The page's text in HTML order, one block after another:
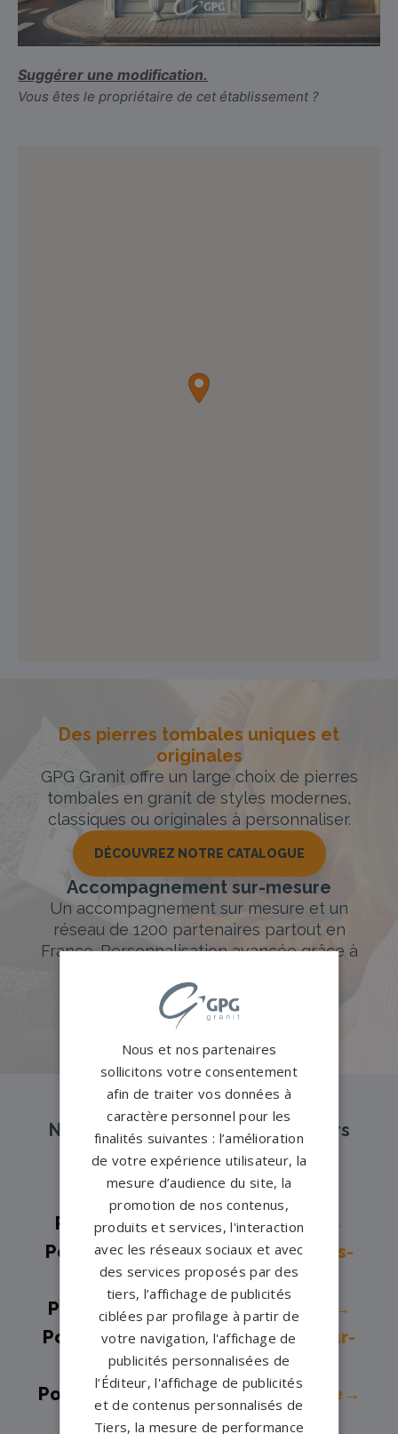
Suggérer une modification.
Vous êtes le propriétaire de cet établissement ?
Des pierres tombales uniques et
originales
GPG Granit offre un large choix de pierres
tombales en granit de styles modernes,
classiques ou originales à personnaliser.
DÉCOUVREZ NOTRE CATALOGUE
Accompagnement sur-mesure
Un accompagnement sur mesure et un
réseau de 1200 partenaires partout en
France. Personnalisation avancée grâce à
PERSONNALISEZ VOTRE MONUMENT
Nos pompes funèbres et marbriers
partenaires à proximité
Pompes funèbres - Argenteuil→
Pompes funèbres -Arnouville-les-
gonesse→
Pompes funèbres -Beauchamp→
Pompes funèbres - Beaumont-sur-
Oise→
Pompes funèbres - Deuil-la-Barre→
Pompes funèbres -Domont→
Nous et nos partenaires
sollicitons votre consentement
afin de traiter vos données à
caractère personnel pour les
finalités suivantes : l’amélioration
de votre expérience utilisateur, la
mesure d’audience du site, la
promotion de nos contenus,
produits et services, l'interaction
avec les réseaux sociaux et avec
des services proposés par des
tiers, l’affichage de publicités
ciblées par profilage à partir de
votre navigation, l'affichage de
publicités personnalisées de
l’Éditeur, l'affichage de publicités
et de contenus personnalisés de
Tiers, la mesure de performance